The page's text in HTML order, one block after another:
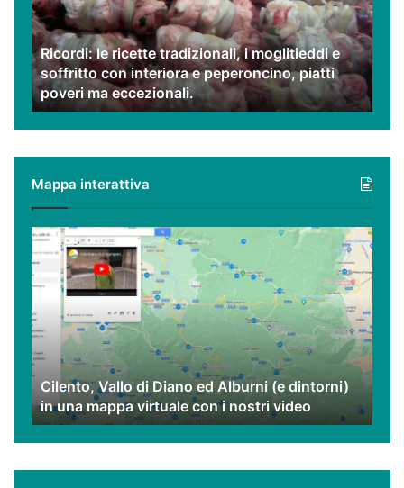
moglitieddi
e
soffritto
con
interiora
e
peperoncino,
ma
eccezionali.
Ricordi: le ricette tradizionali, i moglitieddi e
soffritto con interiora e peperoncino, piatti
poveri ma eccezionali.
Mappa interattiva
Cilento,
Vallo
di
Diano
ed
Alburni
(e
dintorni)
una
mappa
virtuale
Cilento, Vallo di Diano ed Alburni (e dintorni)
in una mappa virtuale con i nostri video